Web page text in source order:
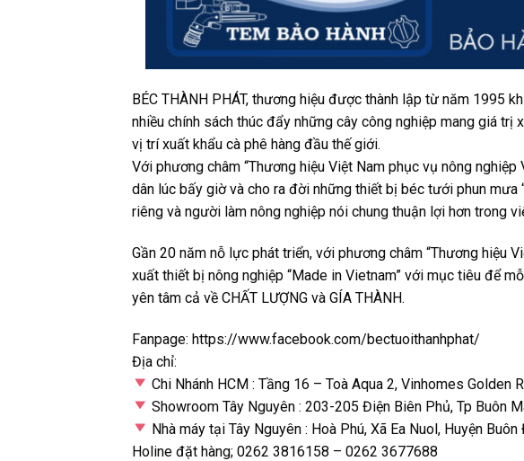
BÉC THÀNH PHÁT, thương hiệu được thành lập từ năm 1995
nhiều chính sách thúc đẩy những cây công nghiệp mang giá
vị trí xuất khẩu cà phê hàng đầu thế giới.
Với phương châm “Thương hiệu Việt Nam phục vụ nông
dân lúc bấy giờ và cho ra đời những thiết bị béc tưới phun
riêng và người làm nông nghiệp nói chung thuận lợi hơn trong
Gần 20 năm nỗ lực phát triển, với phương châm “Thương hiệu
xuất thiết bị nông nghiệp “Made in Vietnam” với mục tiêu để
yên tâm cả về CHẤT LƯỢNG và GÍA THÀNH.
Fanpage: https://www.facebook.com/bectuoithanhphat/
Địa chỉ:
Chi Nhánh HCM : Tầng 16 – Toà Aqua 2, Vinhomes
Showroom Tây Nguyên : 203-205 Điện Biên Phủ, Tp Buôn
Nhà máy tại Tây Nguyên : Hoà Phú, Xã Ea Nuol, Huyện
Holine đặt hàng; 0262 3816158 – 0262 3677688